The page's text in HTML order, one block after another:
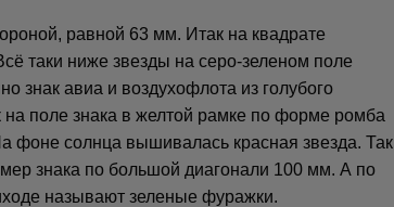
равной 63 мм. Итак на квадрате
таки ниже звезды на серо-зеленом поле
знак авиа и воздухофлота из голубого
поле знака в желтой рамке по форме ромба
солнца вышивалась красная звезда. Так
знака по большой диагонали 100 мм. А по
называют зеленые фуражки.